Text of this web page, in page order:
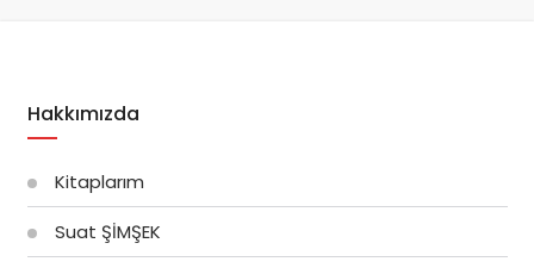
Hakkımızda
Kitaplarım
Suat ŞİMŞEK